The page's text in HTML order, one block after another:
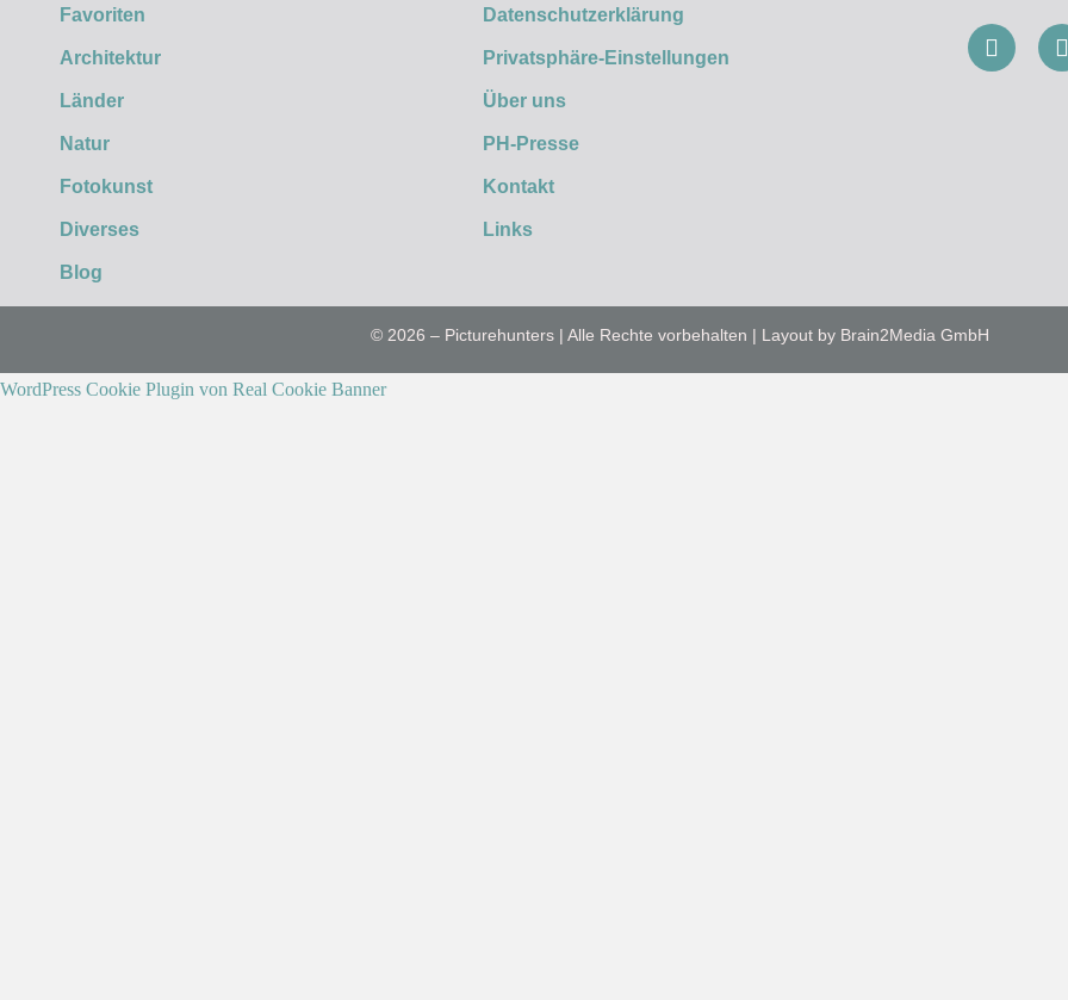
Favoriten
Architektur
Länder
Natur
Fotokunst
Diverses
Blog
Datenschutzerklärung
Privatsphäre-Einstellungen
Über uns
PH-Presse
Kontakt
Links
© 2026 – Picturehunters | Alle Rechte vorbehalten | Layout by Brain2Media GmbH
WordPress Cookie Plugin von Real Cookie Banner